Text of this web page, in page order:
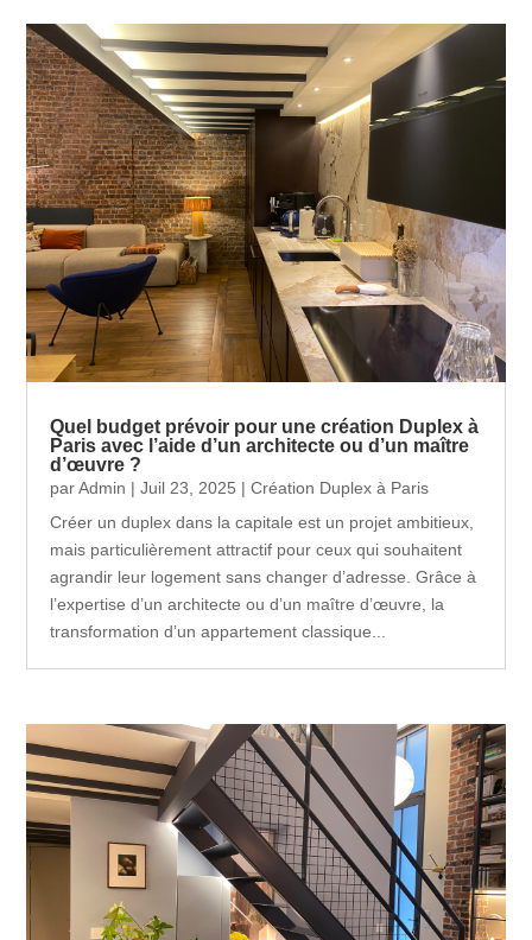
Quel budget prévoir pour une création Duplex à
Paris avec l’aide d’un architecte ou d’un maître
d’œuvre ?
parAdmin |Juil 23, 2025 |Création Duplex à Paris
Créer un duplex dans la capitale est un projet ambitieux,
mais particulièrement attractif pour ceux qui souhaitent
agrandir leur logement sans changer d’adresse. Grâce à
l’expertise d’un architecte ou d’un maître d’œuvre, la
transformation d’un appartement classique...